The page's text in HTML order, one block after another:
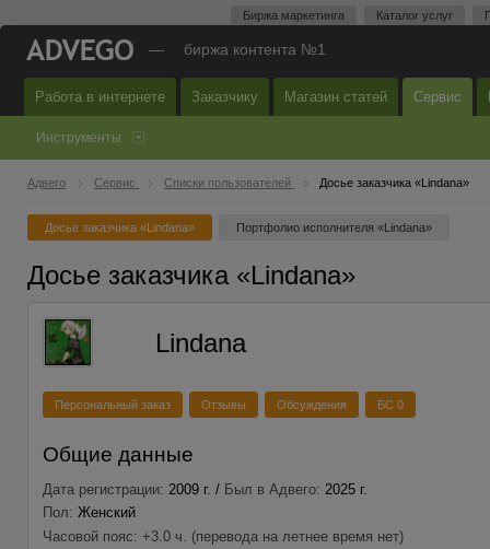
Биржа маркетинга Каталог услуг
— биржа контента №1
Работа в интернете Заказчику Магазин статей Сервис
Инструменты
Адвего Сервис Списки пользователей Досье заказчика «Lindana»
Досье заказчика «Lindana» Портфолио исполнителя «Lindana»
Досье заказчика «Lindana»
Lindana
Персональный заказ Отзывы Обсуждения БС 0
Общие данные
Дата регистрации: 2009 г. / Был в Адвего: 2025 г.
Пол: Женский
Часовой пояс: +3.0 ч. (перевода на летнее время нет)